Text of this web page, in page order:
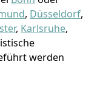
, Düsseldorf,
, Karlsruhe,
werden